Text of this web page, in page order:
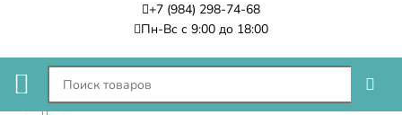
+7 (984) 298-74-68
Пн-Вс с 9:00 до 18:00